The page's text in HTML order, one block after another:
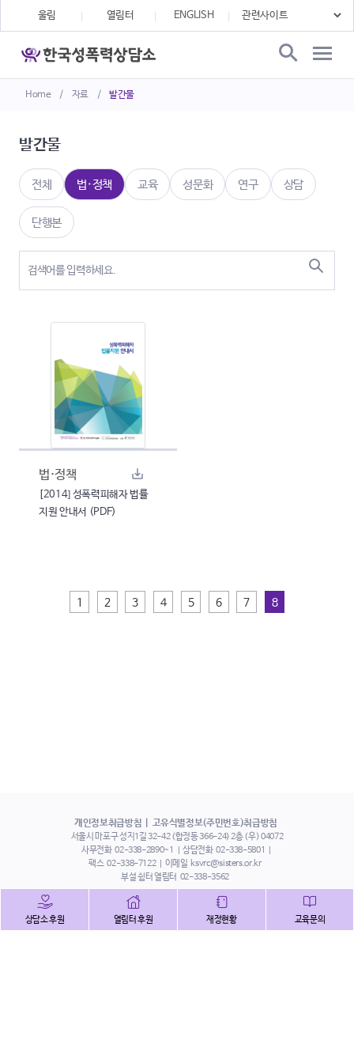
Home / 자료 / 발간물
울림 열림터 ENGLISH
발간물
전체 법·정책 교육 성문화 연구 상담
단행본
법·정책
[2014] 성폭력피해자 법률
지원 안내서 (PDF)
1 2 3 4 5 6 7 8
개인정보취급방침 고유식별정보(주민번호)취급방침
서울시 마포구 성지1길 32-42 (합정동 366-24) 2층 (우) 04072
사무전화 02-338-2890~1 상담전화 02-338-5801
팩스 02-338-7122 이메일 ksvrc@sisters.or.kr
부설 쉼터 열림터 02-338-3562
상담소 후원 열림터 후원 재정현황 교육문의